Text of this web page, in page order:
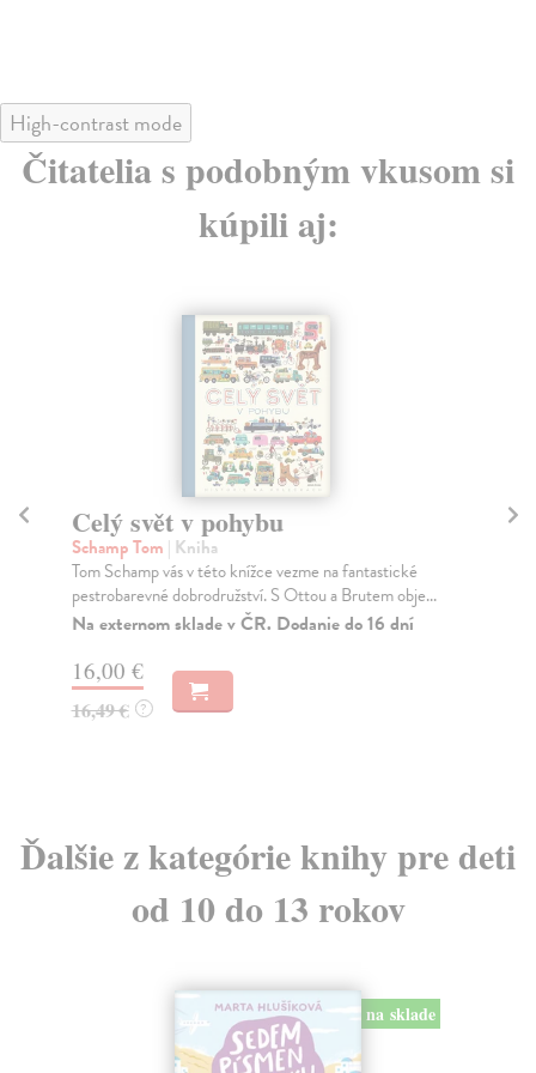
High-contrast mode
Čitatelia s podobným vkusom si
kúpili aj:
Najkrajšie rozprávky z celého
sveta
kolektív autorov| Kniha
Bratia Grimmovci, H. Ch. Andersen, Ch. Perrault a iní
svetoví autori. Výber najkrajších svetových ro...
8,63 €
Ďalšie z kategórie knihy pre deti
od 10 do 13 rokov
na sklade